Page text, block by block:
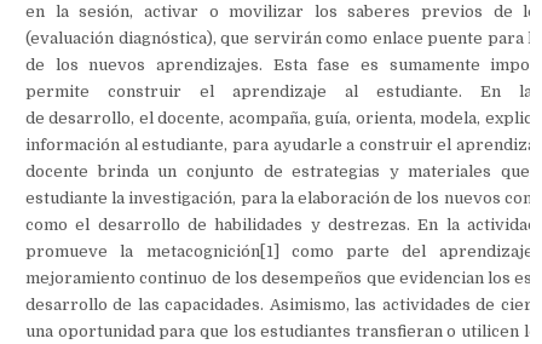
en la sesión, activar o movilizar los saberes previos de
(evaluación diagnóstica), que servirán como enlace puente para
de los nuevos aprendizajes. Esta fase es sumamente
permite construir el aprendizaje al estudiante. En las
de desarrollo, el docente, acompaña, guía, orienta, modela,
información al estudiante, para ayudarle a construir el
docente brinda un conjunto de estrategias y materiales que
estudiante la investigación, para la elaboración de los nuevos
como el desarrollo de habilidades y destrezas. En la
promueve la metacognición[1] como parte del
mejoramiento continuo de los desempeños que evidencian los
desarrollo de las capacidades. Asimismo, las actividades de
una oportunidad para que los estudiantes transfieran o utilicen